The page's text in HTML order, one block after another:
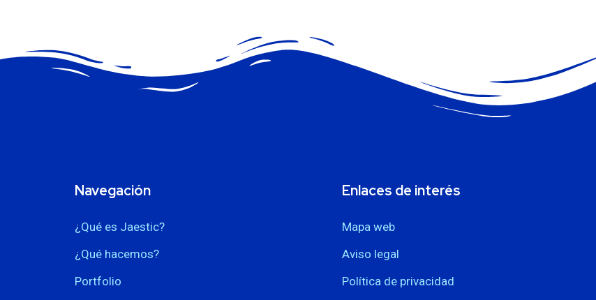
Navegación
¿Qué es Jaestic?
¿Qué hacemos?
Portfolio
Enlaces de interés
Mapa web
Aviso legal
Política de privacidad